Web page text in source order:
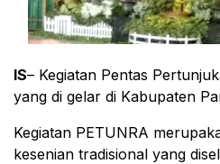
IS– Kegiatan Pentas
yang di gelar di Kabupaten
Kegiatan PETUNRA
kesenian tradisional yang